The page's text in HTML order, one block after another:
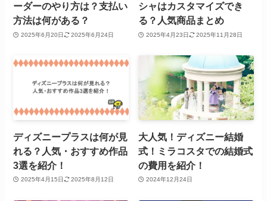
ーダーのやり方は？支払い
方法は何がある？
2025年6月20日 2025年6月24日
シャはカスタマイズでき
る？人気商品まとめ
2025年4月23日 2025年11月28日
ディズニープラスは何が見
れる？人気・おすすめ作品
3選を紹介！
2025年4月15日 2025年8月12日
大人気！ディズニー結婚
式！ミラコスタでの結婚式
の費用を紹介！
2024年12月24日